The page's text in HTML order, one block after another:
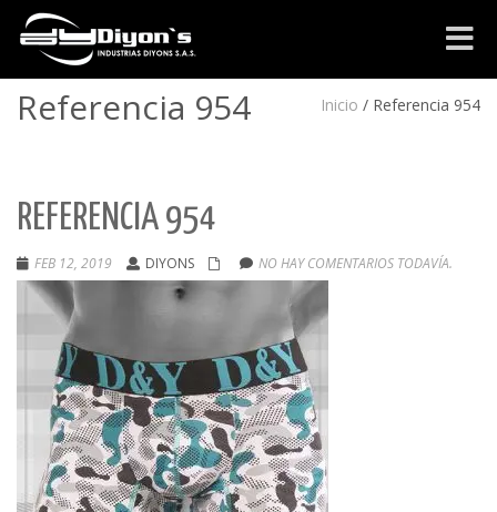
Referencia 954 Inicio / Referencia 954
REFERENCIA 954
FEB 12, 2019 DIYONS NO HAY COMENTARIOS TODAVÍA.